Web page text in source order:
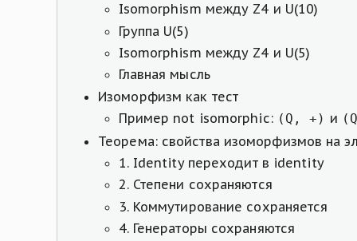
Isomorphism между Z4 и U(10)
Группа U(5)
Isomorphism между Z4 и U(5)
Главная мысль
Изоморфизм как тест
Пример not isomorphic: (Q, +) и
Теорема: свойства изоморфизмов на
1. Identity переходит в identity
2. Степени сохраняются
3. Коммутирование сохраняется
4. Генераторы сохраняются